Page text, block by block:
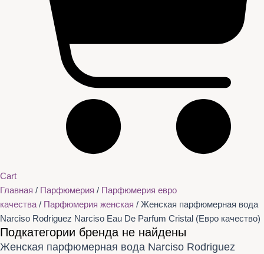
Cart
Главная / Парфюмерия / Парфюмерия евро
качества / Парфюмерия женская / Женская парфюмерная вода
Narciso Rodriguez Narciso Eau De Parfum Cristal (Евро качество)
Подкатегории бренда не найдены
Женская парфюмерная вода Narciso Rodriguez